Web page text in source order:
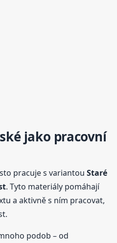
jako pracovní
pracuje s variantouStaré
. Tyto materiály pomáhají
a aktivně s ním pracovat,
podob – od